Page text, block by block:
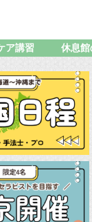
ア講習 休息